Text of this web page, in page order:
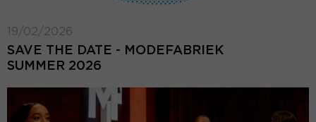
19/02/2026
SAVE THE DATE - MODEFABRIEK
SUMMER 2026